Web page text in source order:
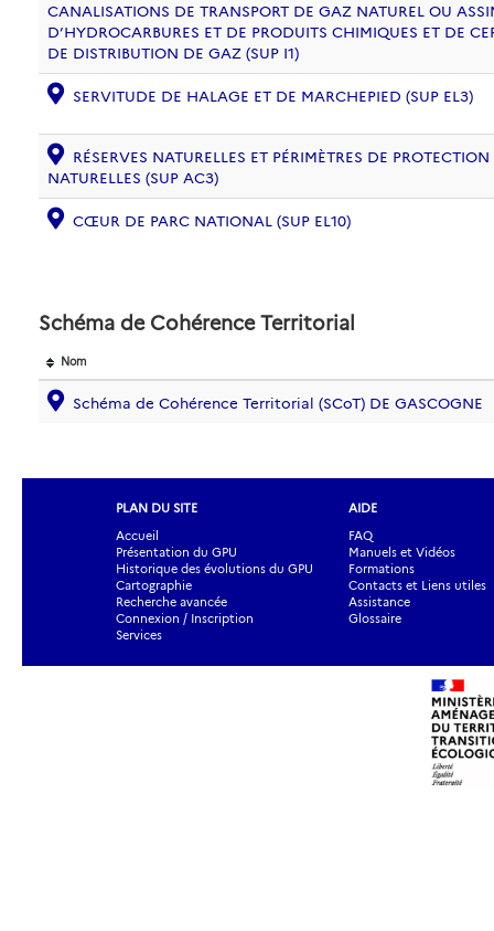
CANALISATIONS DE TRANSPORT DE GAZ NATUREL OU
D’HYDROCARBURES ET DE PRODUITS CHIMIQUES ET DE
DE DISTRIBUTION DE GAZ (SUP I1)
SERVITUDE DE HALAGE ET DE MARCHEPIED (SUP EL3)
RÉSERVES NATURELLES ET PÉRIMÈTRES DE
NATURELLES (SUP AC3)
CŒUR DE PARC NATIONAL (SUP EL10)
Schéma de Cohérence Territorial
Nom
Schéma de Cohérence Territorial (SCoT) DE GASCOGNE
PLAN DU SITE
Accueil
Présentation du GPU
Historique des évolutions du GPU
Cartographie
Recherche avancée
Connexion / Inscription
Services
AIDE
FAQ
Manuels et Vidéos
Formations
Contacts et Liens utiles
Assistance
Glossaire